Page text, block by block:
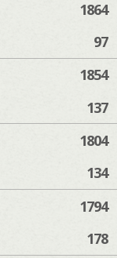
1864
97
1854
137
1804
134
1794
178